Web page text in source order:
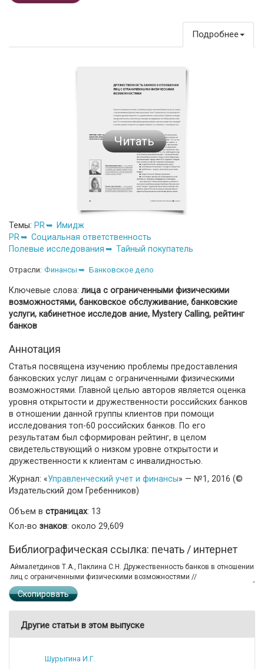
Подробнее
Читать
Темы: PR
Имидж
PR
Социальная ответственность
Полевые исследования
Тайный покупатель
Отрасли: Финансы Банковское дело
Ключевые слова: лица с ограниченными физическими
возможностями, банковское обслуживание, банковские
услуги, кабинетное исследов ание, Mystery Calling, рейтинг
банков
Аннотация
Статья посвящена изучению проблемы предоставления
банковских услуг лицам с ограниченными физическими
возможностями. Главной целью авторов является оценка
уровня открытости и дружественности российских банков
в отношении данной группы клиентов при помощи
исследования топ-60 российских банков. По его
результатам был сформирован рейтинг, в целом
свидетельствующий о низком уровне открытости и
дружественности к клиентам с инвалидностью.
Журнал: «Управленческий учет и финансы» — №1, 2016 (©
Издательский дом Гребенников)
Объем в страницах: 13
Кол-во знаков: около 29,609
Библиографическая ссылка: печать / интернет
Скопировать
Другие статьи в этом выпуске
Шурыгина И.Г.